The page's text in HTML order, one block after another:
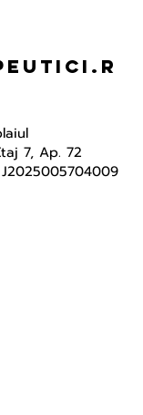
7, Ap. 72
J2025005704009